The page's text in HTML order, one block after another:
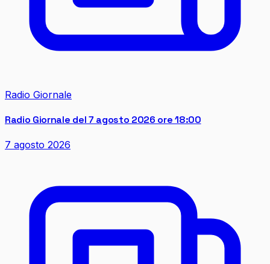
Radio Giornale
Radio Giornale del 7 agosto 2026 ore 18:00
7 agosto 2026